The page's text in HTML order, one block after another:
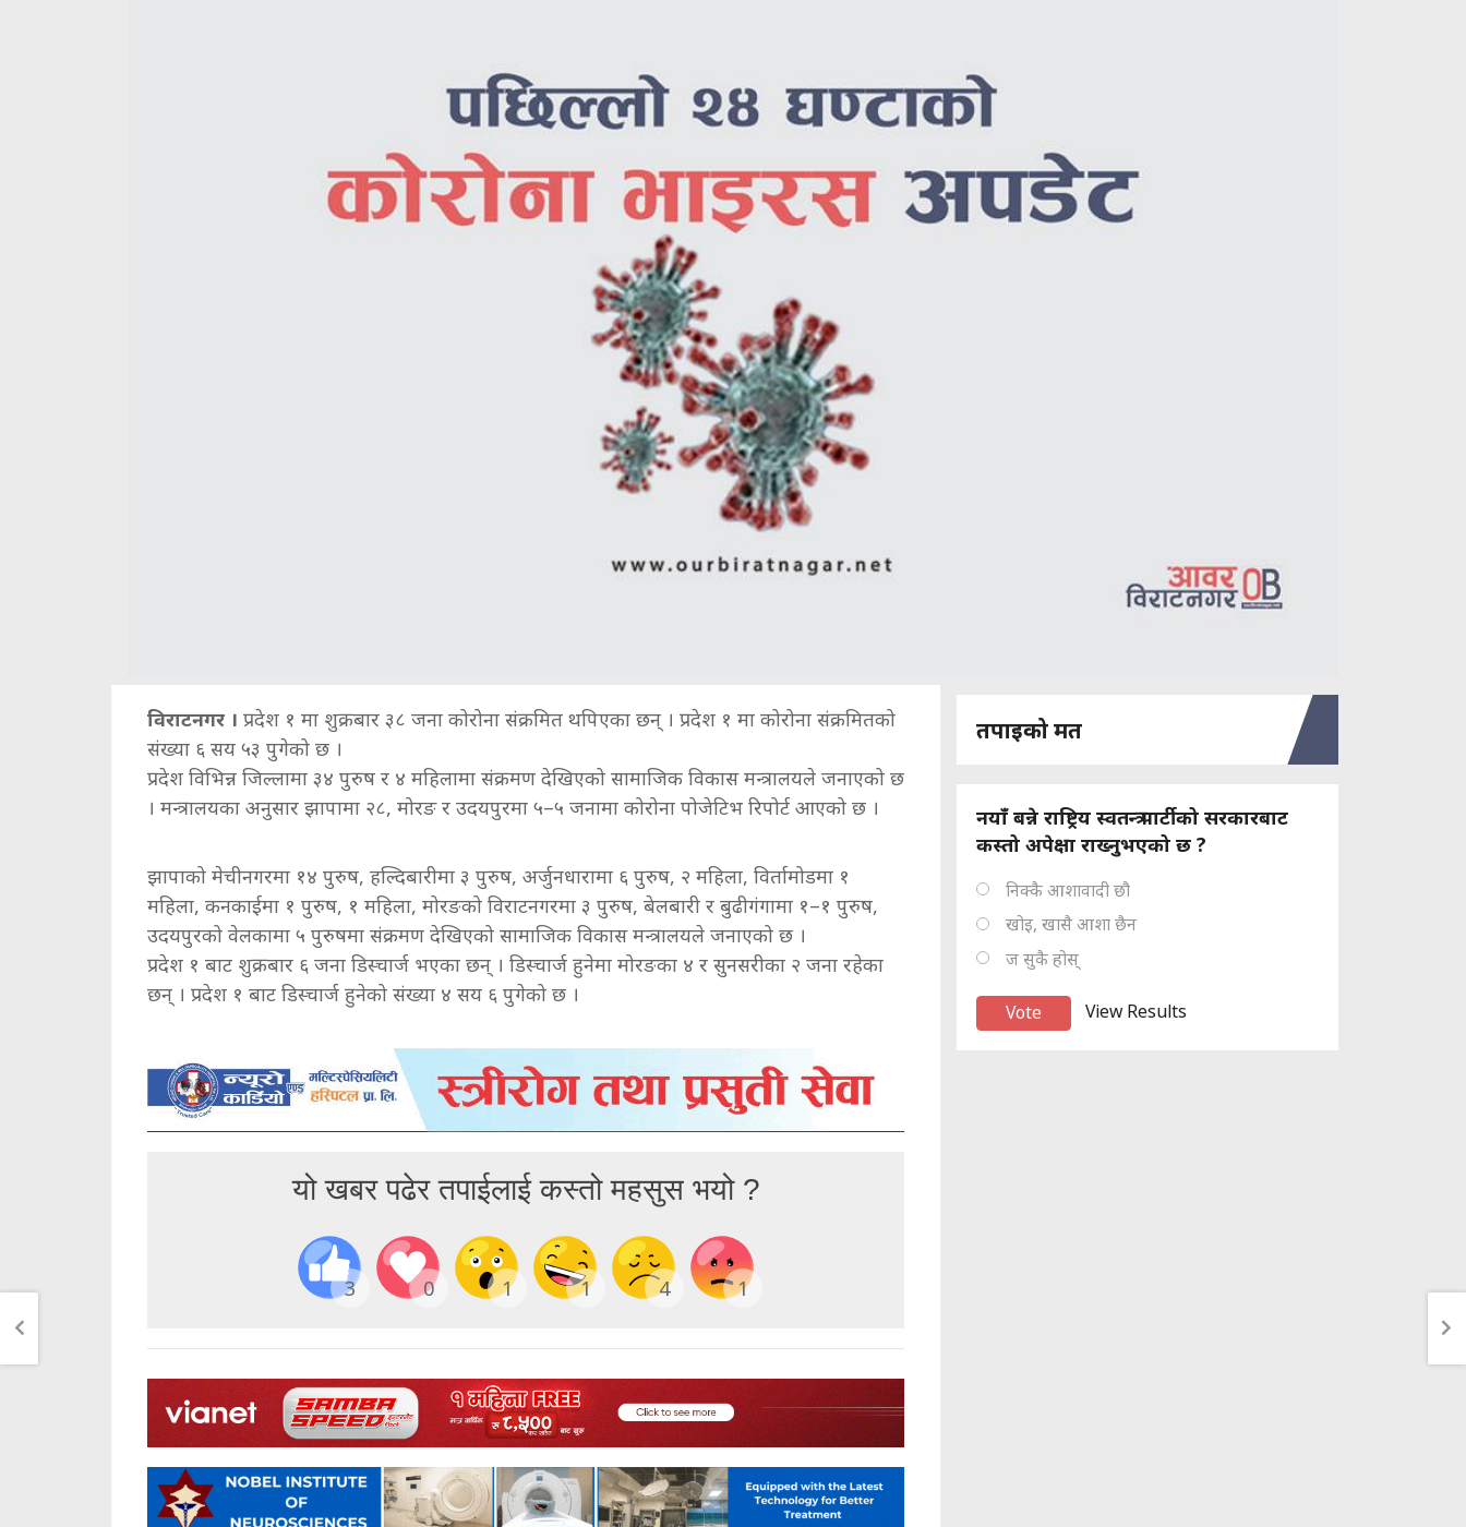
विराटनगर । प्रदेश १ मा शुक्रबार ३८ जना कोरोना संक्रमित थपिएका छन् । प्रदेश १ मा कोरोना संक्रमितको
संख्या ६ सय ५३ पुगेको छ ।
प्रदेश विभिन्न जिल्लामा ३४ पुरुष र ४ महिलामा संक्रमण देखिएको सामाजिक विकास मन्त्रालयले जनाएको छ
। मन्त्रालयका अनुसार झापामा २८, मोरङ र उदयपुरमा ५–५ जनामा कोरोना पोजेटिभ रिपोर्ट आएको छ ।
झापाको मेचीनगरमा १४ पुरुष, हल्दिबारीमा ३ पुरुष, अर्जुनधारामा ६ पुरुष, २ महिला, विर्तामोडमा १
महिला, कनकाईमा १ पुरुष, १ महिला, मोरङको विराटनगरमा ३ पुरुष, बेलबारी र बुढीगंगामा १–१ पुरुष,
उदयपुरको वेलकामा ५ पुरुषमा संक्रमण देखिएको सामाजिक विकास मन्त्रालयले जनाएको छ ।
प्रदेश १ बाट शुक्रबार ६ जना डिस्चार्ज भएका छन् । डिस्चार्ज हुनेमा मोरङका ४ र सुनसरीका २ जना रहेका
छन् । प्रदेश १ बाट डिस्चार्ज हुनेको संख्या ४ सय ६ पुगेको छ ।
यो खबर पढेर तपाईलाई कस्तो महसुस भयो ?
3 0 1 1 4 1
तपाइको मत
नयाँ बन्ने राष्ट्रिय स्वतन्त्र पार्टीको सरकारबाट
कस्तो अपेक्षा राख्नुभएको छ ?
निक्कै आशावादी छौ
खोइ, खासै आशा छैन
ज सुकै होस्
View Results